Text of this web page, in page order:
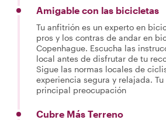
Amigable con las bicicletas
Tu anfitrión es un experto en
pros y los contras de andar en
Copenhague. Escucha las
local antes de disfrutar de tu
Sigue las normas locales de
experiencia segura y relajada.
principal preocupación
Cubre Más Terreno